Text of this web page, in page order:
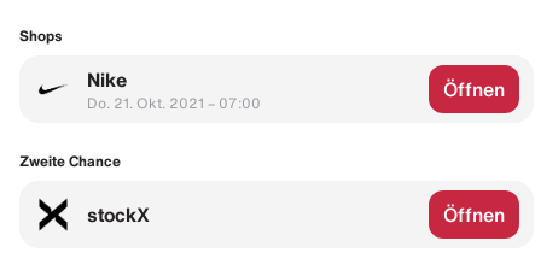
Shops
Nike
Do. 21. Okt. 2021 – 07:00
Öffnen
Zweite Chance
stockX Öffnen